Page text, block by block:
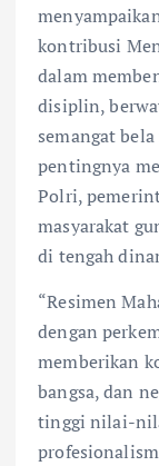
kontribusi
dalam
disiplin,
semangat
pentingnya
Polri,
masyarakat
di tengah
“Resimen
dengan
memberikan
bangsa, dan
tinggi nilai-